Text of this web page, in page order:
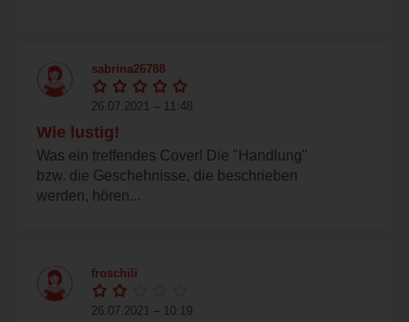
sabrina26788
26.07.2021 – 11:48
Wie lustig!
Was ein treffendes Cover! Die "Handlung"
bzw. die Geschehnisse, die beschrieben
werden, hören...
froschili
26.07.2021 – 10:19